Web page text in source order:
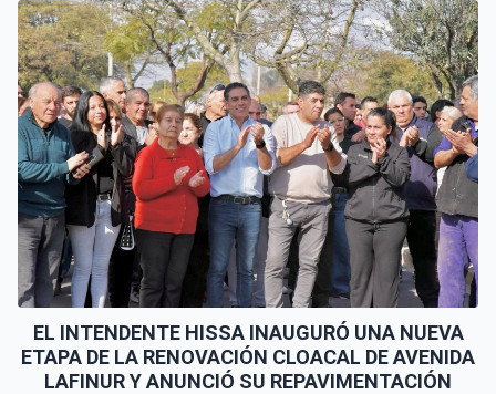
EL INTENDENTE HISSA INAUGURÓ UNA NUEVA
ETAPA DE LA RENOVACIÓN CLOACAL DE AVENIDA
LAFINUR Y ANUNCIÓ SU REPAVIMENTACIÓN